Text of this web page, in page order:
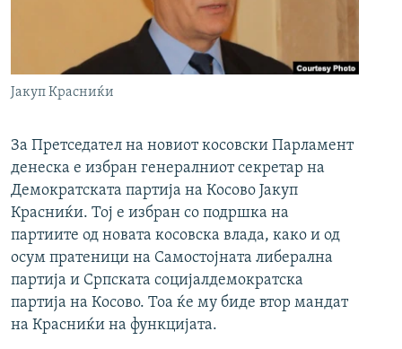
РСЕ веб страници
Јакуп Красниќи
За Претседател на новиот косовски Парламент
денеска е избран генералниот секретар на
Демократската партија на Косово Јакуп
Красниќи. Тој е избран со подршка на
партиите од новата косовска влада, како и од
осум пратеници на Самостојната либерална
партија и Српската социјалдемократска
партија на Косово. Тоа ќе му биде втор мандат
на Красниќи на функцијата.